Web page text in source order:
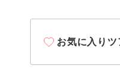
お気に入りツ
ホテル指定 ご